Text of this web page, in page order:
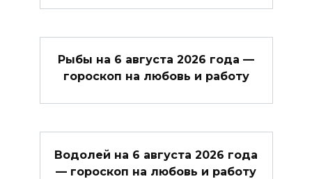
Рыбы на 6 августа 2026 года —
гороскоп на любовь и работу
Водолей на 6 августа 2026 года
— гороскоп на любовь и работу